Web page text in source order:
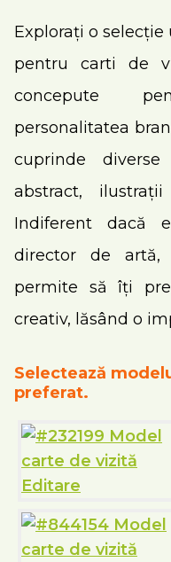
Explorați o
pentru carti de
concepute
personalitatea
cuprinde
abstract,
Indiferent dacă
director de artă,
permite să îți
creativ, lăsând o
Selectează
preferat.